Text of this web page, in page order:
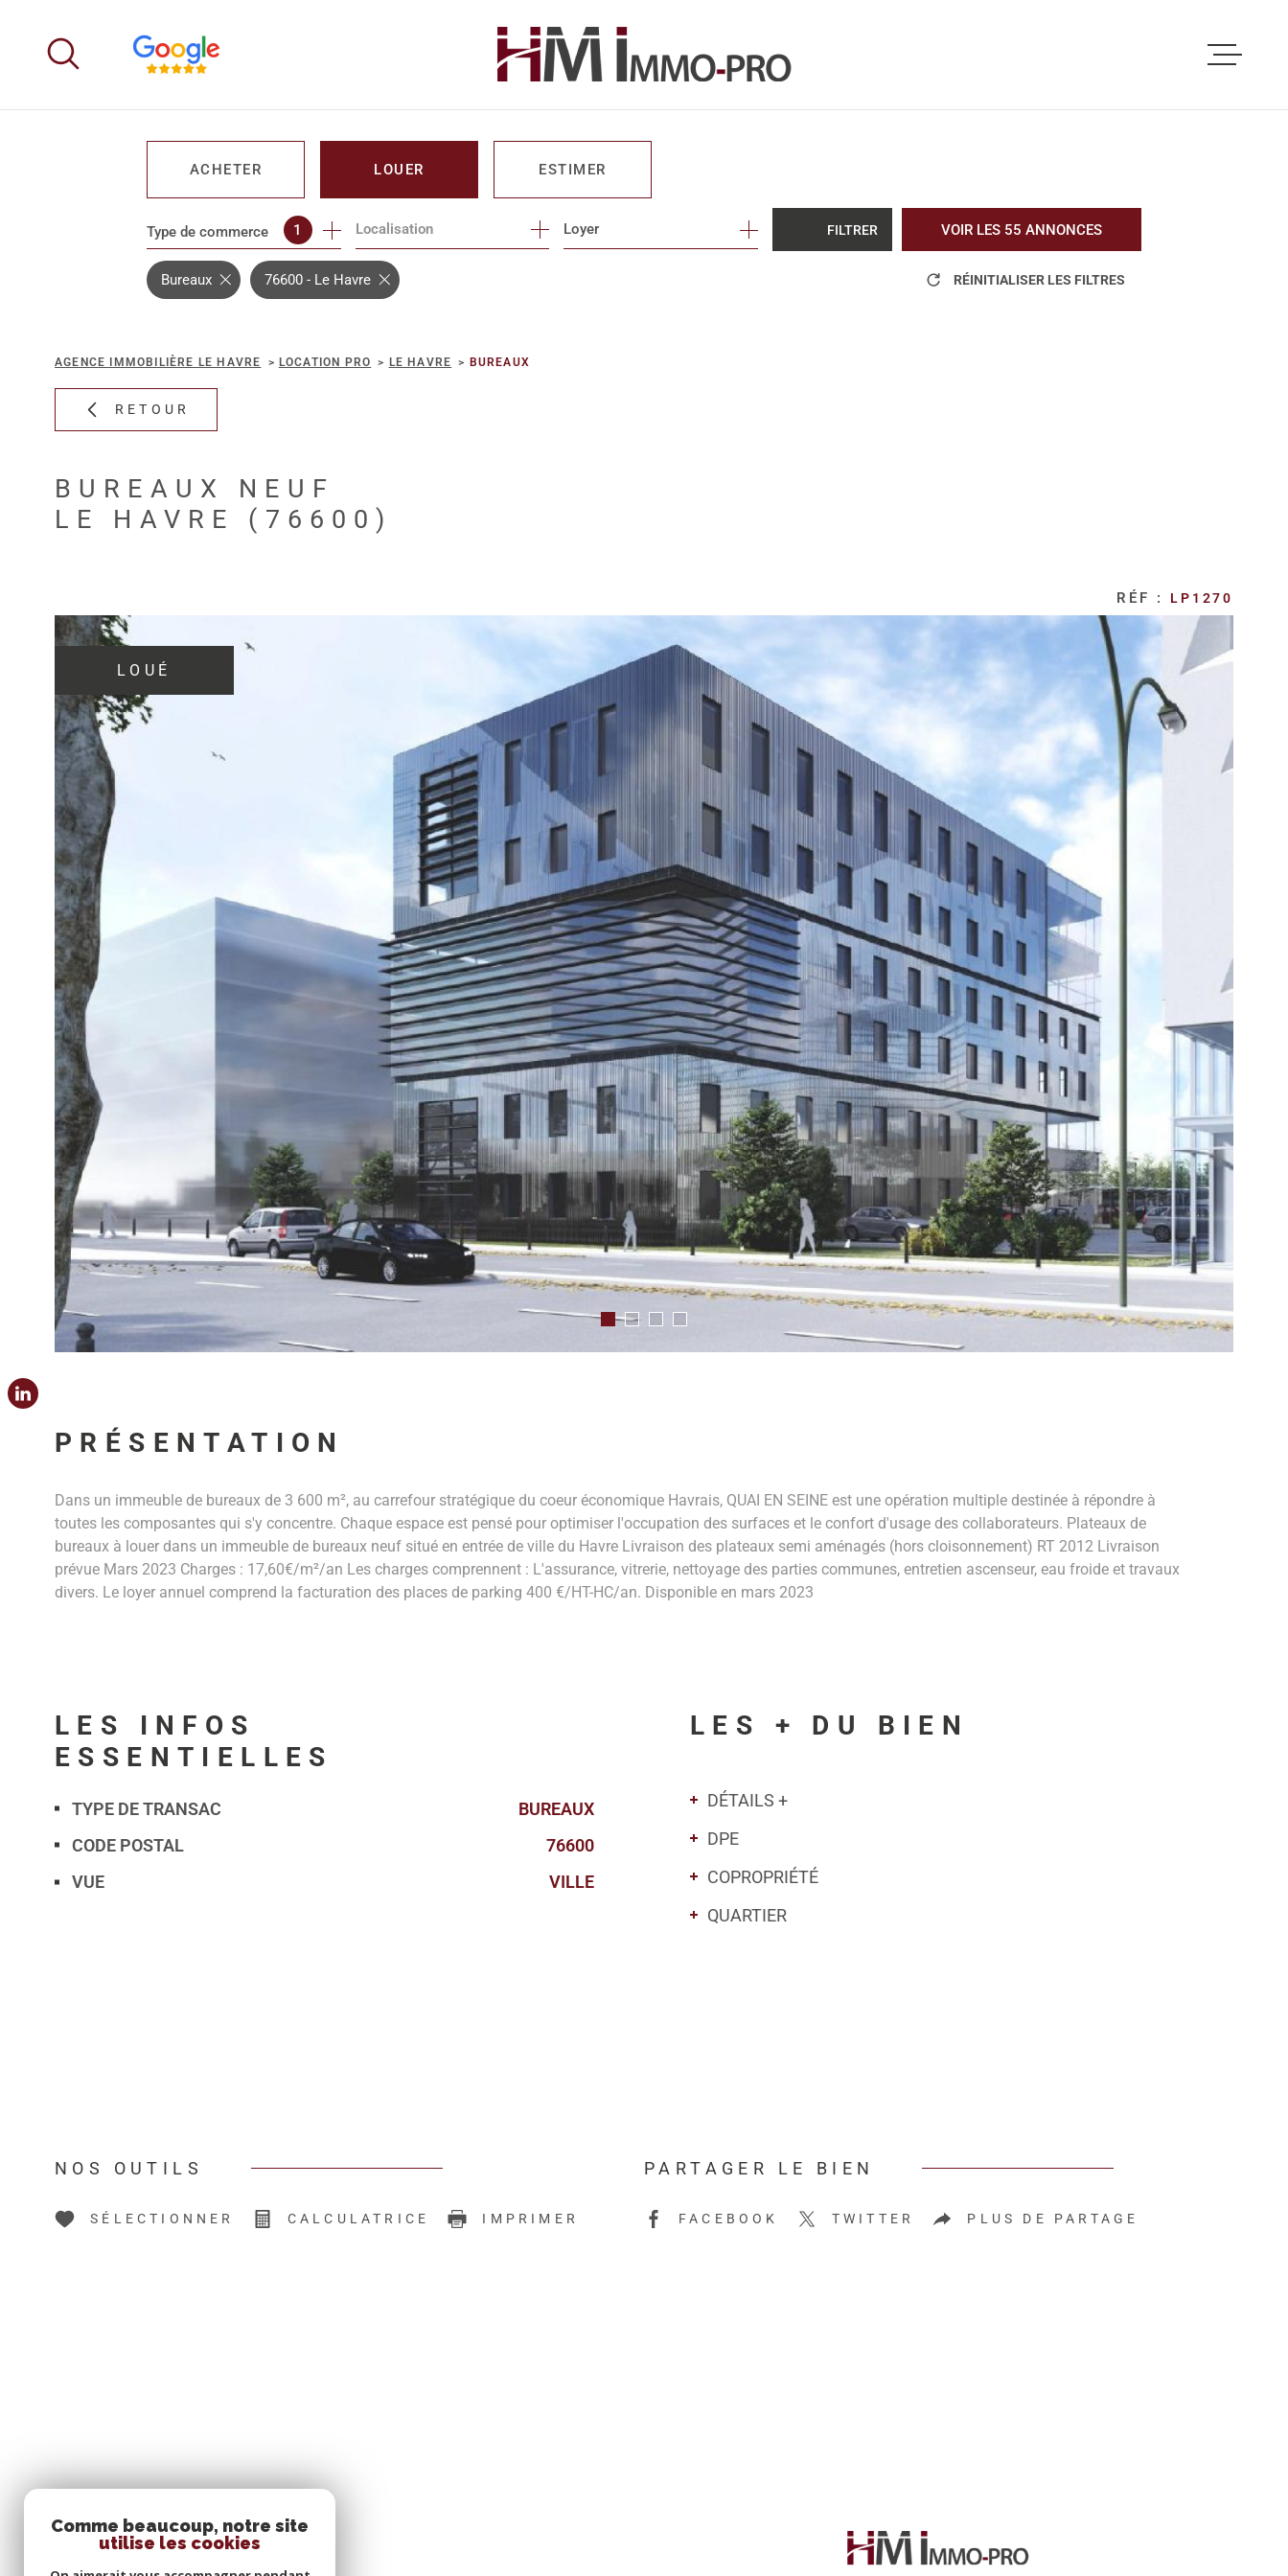
contenu
ACHETER
DE L'IMMO PRO
LOUER
DE L'IMMO PRO
ESTIMER
Type de commerce 1 Localisation Loyer FILTRER VOIR LES 55 ANNONCES
Bureaux 76600 - Le Havre RÉINITIALISER LES FILTRES
AGENCE IMMOBILIÈRE LE HAVRE LOCATION PRO LE HAVRE BUREAUX
RETOUR
BUREAUX NEUF
LE HAVRE (76600)
RÉF : LP1270
LOUÉ
PRÉSENTATION
Dans un immeuble de bureaux de 3 600 m², au carrefour stratégique du coeur économique Havrais, QUAI EN SEINE est une opération multiple destinée à répondre à
toutes les composantes qui s'y concentre. Chaque espace est pensé pour optimiser l'occupation des surfaces et le confort d'usage des collaborateurs. Plateaux de
bureaux à louer dans un immeuble de bureaux neuf situé en entrée de ville du Havre Livraison des plateaux semi aménagés (hors cloisonnement) RT 2012 Livraison
prévue Mars 2023 Charges : 17,60€/m²/an Les charges comprennent : L'assurance, vitrerie, nettoyage des parties communes, entretien ascenseur, eau froide et travaux
divers. Le loyer annuel comprend la facturation des places de parking 400 €/HT-HC/an. Disponible en mars 2023
LES INFOS
ESSENTIELLES
Caractérisque Valeurs
TYPE DE TRANSAC
BUREAUX
CODE POSTAL
76600
VUE
VILLE
LES + DU BIEN
DÉTAILS +
DPE
COPROPRIÉTÉ
QUARTIER
NOS OUTILS
SÉLECTIONNER CALCULATRICE IMPRIMER
PARTAGER LE BIEN
FACEBOOK TWITTER PLUS DE PARTAGE
SE CONNECTER
Comme beaucoup, notre site
utilise les cookies